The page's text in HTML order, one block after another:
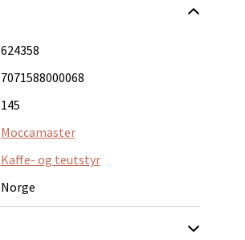
624358
7071588000068
145
Moccamaster
Kaffe- og teutstyr
Norge